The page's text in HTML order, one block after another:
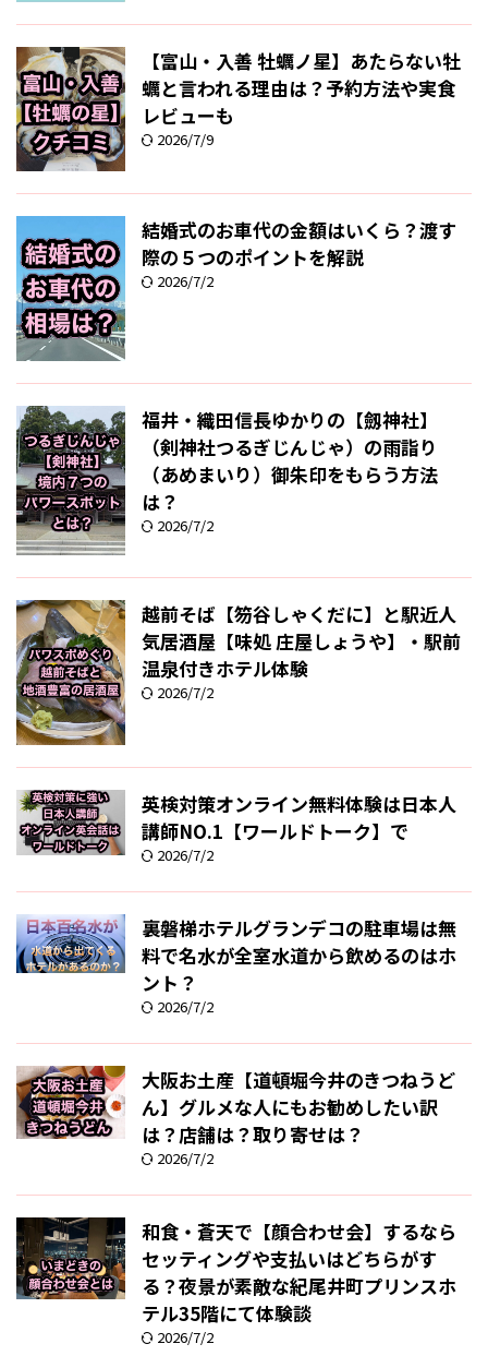
【富山・入善 牡蠣ノ星】あたらない牡
蠣と言われる理由は？予約方法や実食
レビューも
2026/7/9
結婚式のお車代の金額はいくら？渡す
際の５つのポイントを解説
2026/7/2
福井・織田信長ゆかりの【劔神社】
（剣神社つるぎじんじゃ）の雨詣り
（あめまいり）御朱印をもらう方法
は？
2026/7/2
越前そば【笏谷しゃくだに】と駅近人
気居酒屋【味処 庄屋しょうや】・駅前
温泉付きホテル体験
2026/7/2
英検対策オンライン無料体験は日本人
講師NO.1【ワールドトーク】で
2026/7/2
裏磐梯ホテルグランデコの駐車場は無
料で名水が全室水道から飲めるのはホ
ント？
2026/7/2
大阪お土産【道頓堀今井のきつねうど
ん】グルメな人にもお勧めしたい訳
は？店舗は？取り寄せは？
2026/7/2
和食・蒼天で【顔合わせ会】するなら
セッティングや支払いはどちらがす
る？夜景が素敵な紀尾井町プリンスホ
テル35階にて体験談
2026/7/2